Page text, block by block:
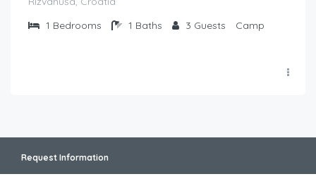
1 Bedrooms 1 Baths 3 Guests Camp
Request Information